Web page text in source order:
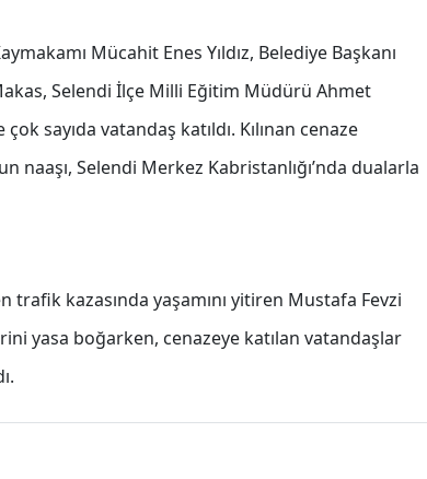
Mücahit Enes Yıldız, Belediye Başkanı
Selendi İlçe Milli Eğitim Müdürü Ahmet
sayıda vatandaş katıldı. Kılınan cenaze
naaşı, Selendi Merkez Kabristanlığı’nda dualarla
trafik kazasında yaşamını yitiren Mustafa Fevzi
yasa boğarken, cenazeye katılan vatandaşlar